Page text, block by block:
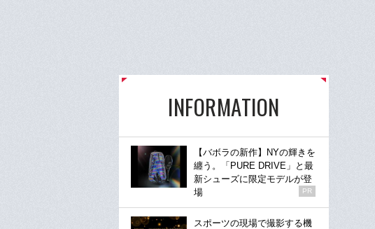
INFORMATION
【バボラの新作】NYの輝きを
纏う。「PURE DRIVE」と最
新シューズに限定モデルが登
場
PR
スポーツの現場で撮影する機